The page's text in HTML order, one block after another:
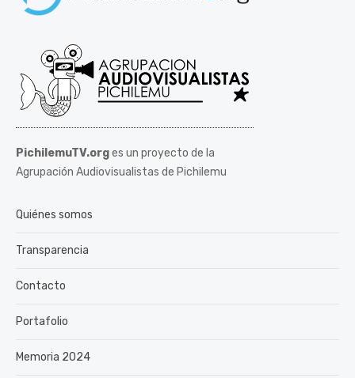
PichilemuTV.orges un proyecto de la
Agrupación Audiovisualistas de Pichilemu
Quiénes somos
Transparencia
Contacto
Portafolio
Memoria 2024